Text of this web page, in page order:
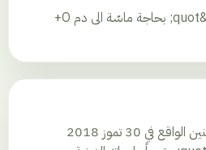
مستشفى &quot;المعونات&quot; بحاجة ماسّة الى دم O+
إنتقل إلى رحمته تعالى يوم الإثنين الواقع في 30 تموز 2018